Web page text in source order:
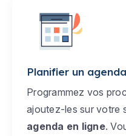
Planifier un agenda
Programmez vos
ajoutez-les sur votre
agenda en ligne.